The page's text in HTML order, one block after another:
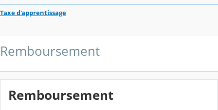
Taxe d'apprentissage
Remboursement
Remboursement